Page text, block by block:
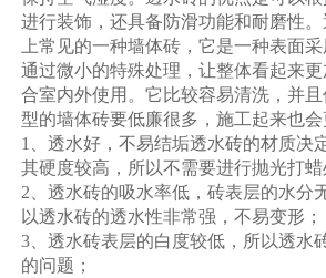
进行装饰，还具备防滑功能和耐磨性
上常见的一种墙体砖，它是一种表面
通过微小的特殊处理，让整体看起来
合室内外使用。它比较容易清洗，并
型的墙体砖要低廉很多，施工起来也会
1、透水好，不易结垢透水砖的材质决
其硬度较高，所以不需要进行抛光打蜡
2、透水砖的吸水率低，砖表层的水分
以透水砖的透水性非常强，不易变形；
3、透水砖表层的白度较低，所以透水
的问题；